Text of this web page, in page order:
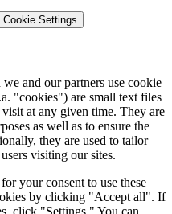
Cookie Settings
and our partners use cookie
"cookies") are small text files
at any given time. They are
as well as to ensure the
they are used to tailor
visiting our sites.
your consent to use these
by clicking "Accept all". If
click "Settings." You can